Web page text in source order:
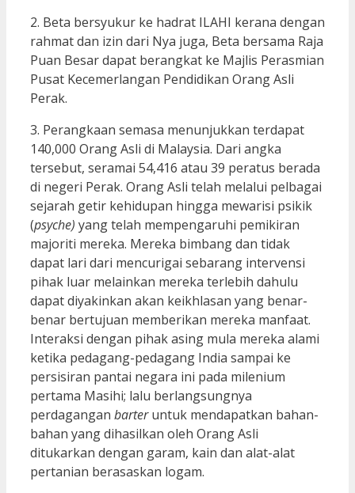
2. Beta bersyukur ke hadrat ILAHI kerana dengan
rahmat dan izin dari Nya juga, Beta bersama Raja
Puan Besar dapat berangkat ke Majlis Perasmian
Pusat Kecemerlangan Pendidikan Orang Asli
Perak.
3. Perangkaan semasa menunjukkan terdapat
140,000 Orang Asli di Malaysia. Dari angka
tersebut, seramai 54,416 atau 39 peratus berada
di negeri Perak. Orang Asli telah melalui pelbagai
sejarah getir kehidupan hingga mewarisi psikik
(psyche) yang telah mempengaruhi pemikiran
majoriti mereka. Mereka bimbang dan tidak
dapat lari dari mencurigai sebarang intervensi
pihak luar melainkan mereka terlebih dahulu
dapat diyakinkan akan keikhlasan yang benar-
benar bertujuan memberikan mereka manfaat.
Interaksi dengan pihak asing mula mereka alami
ketika pedagang-pedagang India sampai ke
persisiran pantai negara ini pada milenium
pertama Masihi; lalu berlangsungnya
perdagangan barteruntuk mendapatkan bahan-
bahan yang dihasilkan oleh Orang Asli
ditukarkan dengan garam, kain dan alat-alat
pertanian berasaskan logam.